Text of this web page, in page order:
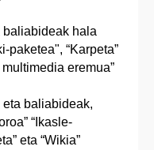
hala
paketea", “Karpeta”
multimedia eremua”
baliabideak,
“Ikasle-
eta “Wikia”